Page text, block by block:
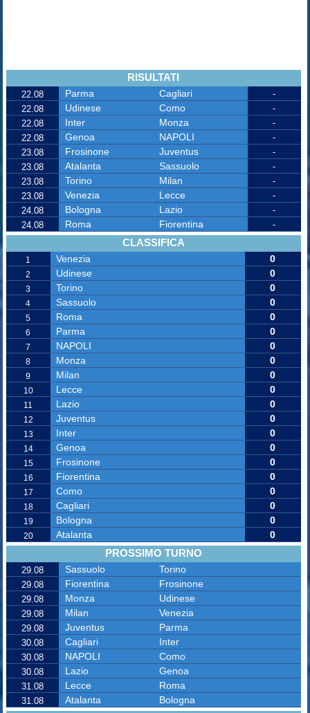
RISULTATI
22.08 Parma Cagliari
-
22.08
Udinese Como
-
22.08
Inter Monza
-
22.08
Genoa NAPOLI
-
23.08
Frosinone Juventus
-
23.08
Atalanta Sassuolo
-
23.08
Torino Milan
-
23.08
Venezia Lecce
-
24.08
Bologna Lazio
-
24.08
Roma Fiorentina -
CLASSIFICA
1 Venezia 0
2 Udinese 0
3 Torino 0
4 Sassuolo 0
5 Roma 0
6 Parma 0
7 NAPOLI 0
8 Monza 0
9 Milan 0
10 Lecce 0
11 Lazio 0
12 Juventus 0
13 Inter 0
14 Genoa 0
15 Frosinone 0
16 Fiorentina 0
17 Como 0
18 Cagliari 0
19 Bologna 0
20 Atalanta 0
PROSSIMO TURNO
29.08 Sassuolo Torino
29.08 Fiorentina Frosinone
29.08 Monza Udinese
29.08 Milan Venezia
29.08 Juventus Parma
30.08 Cagliari Inter
30.08 NAPOLI Como
30.08 Lazio Genoa
31.08 Lecce Roma
31.08 Atalanta Bologna